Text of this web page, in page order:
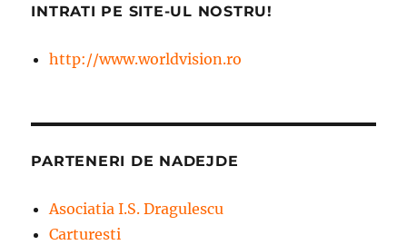
INTRATI PE SITE-UL NOSTRU!
http://www.worldvision.ro
PARTENERI DE NADEJDE
Asociatia I.S. Dragulescu
Carturesti